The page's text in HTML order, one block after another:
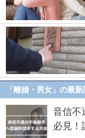
「離婚・男女」の最新
音信不
必見！